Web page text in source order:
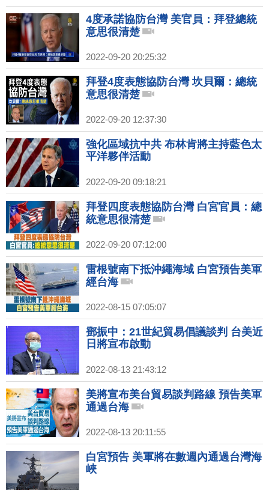
4度承諾協防台灣 美官員：拜登總統
意思很清楚
2022-09-20 20:25:32
拜登4度表態協防台灣 坎貝爾：總統
意思很清楚
2022-09-20 12:37:30
強化區域抗中共 布林肯將主持藍色太
平洋夥伴活動
2022-09-20 09:18:21
拜登四度表態協防台灣 白宮官員：總
統意思很清楚
2022-09-20 07:12:00
雷根號南下抵沖繩海域 白宮預告美軍
經台海
2022-08-15 07:05:07
鄧振中：21世紀貿易倡議談判 台美近
日將宣布啟動
2022-08-13 21:43:12
美將宣布美台貿易談判路線 預告美軍
通過台海
2022-08-13 20:11:55
白宮預告 美軍將在數週內通過台灣海
峽